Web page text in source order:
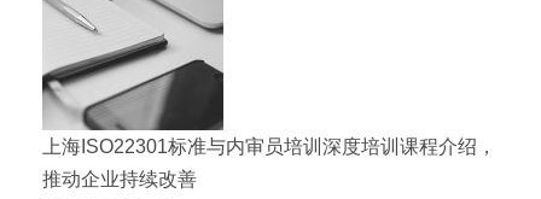
上海ISO22301标准与内审员培训深度培训课程介绍，
推动企业持续改善